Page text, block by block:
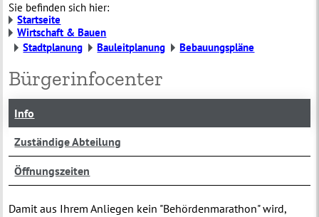
Sie befinden sich hier:
Startseite
Wirtschaft & Bauen
Stadtplanung
Bauleitplanung Bebauungspläne
Bürgerinfocenter
Info
Zuständige Abteilung
Öffnungszeiten
Damit aus Ihrem Anliegen kein "Behördenmarathon" wird,